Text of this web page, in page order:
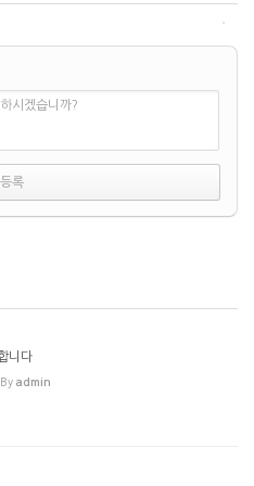
시겠습니까?
니다
By admin